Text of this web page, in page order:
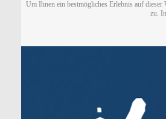
Um Ihnen ein bestmögliches Erlebnis auf
zu.